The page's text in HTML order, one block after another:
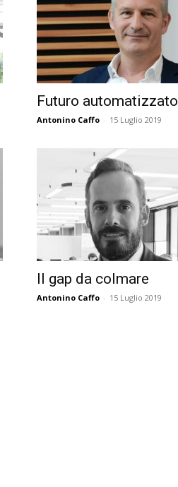
Futuro automatizzato
Antonino Caffo - 15 Luglio 2019
Il gap da colmare
Antonino Caffo - 15 Luglio 2019